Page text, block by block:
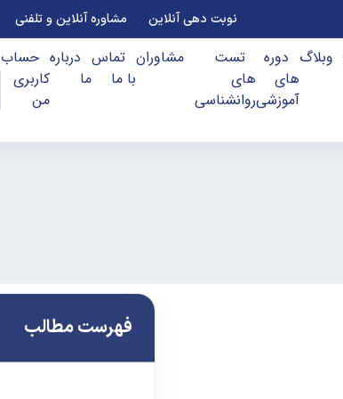
نوبت دهی آنلاین مشاوره آنلاین و تلفنی
وبلاگ دوره
های
آموزشی
تست
های
روانشناسی
مشاوران تماس
با ما
درباره
ما
حساب
کاربری
من
فهرست مطالب